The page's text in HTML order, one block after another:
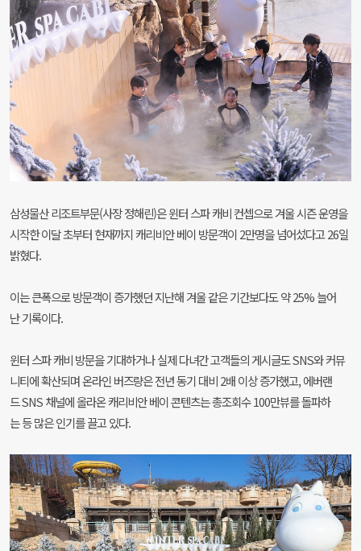
삼성물산 리조트부문(사장 정해린)은 윈터 스파 캐비 컨셉으로 겨울 시즌 운영을
시작한 이달 초부터 현재까지 캐리비안 베이 방문객이 2만명을 넘어섰다고 26일
밝혔다.
이는 큰폭으로 방문객이 증가했던 지난해 겨울 같은 기간보다도 약 25% 늘어
난 기록이다.
윈터 스파 캐비 방문을 기대하거나 실제 다녀간 고객들의 게시글도 SNS와 커뮤
니티에 확산되며 온라인 버즈량은 전년 동기 대비 2배 이상 증가했고, 에버랜
드 SNS 채널에 올라온 캐리비안 베이 콘텐츠는 총조회수 100만뷰를 돌파하
는 등 많은 인기를 끌고 있다.